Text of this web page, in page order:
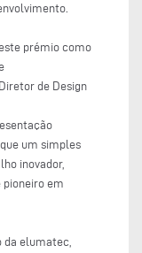
prémio como
de Design
um simples
inovador,
em
elumatec,